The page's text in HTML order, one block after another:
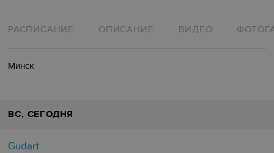
РАСПИСАНИЕ ОПИСАНИЕ ВИДЕО
Минск
ВС, СЕГОДНЯ
Gudart